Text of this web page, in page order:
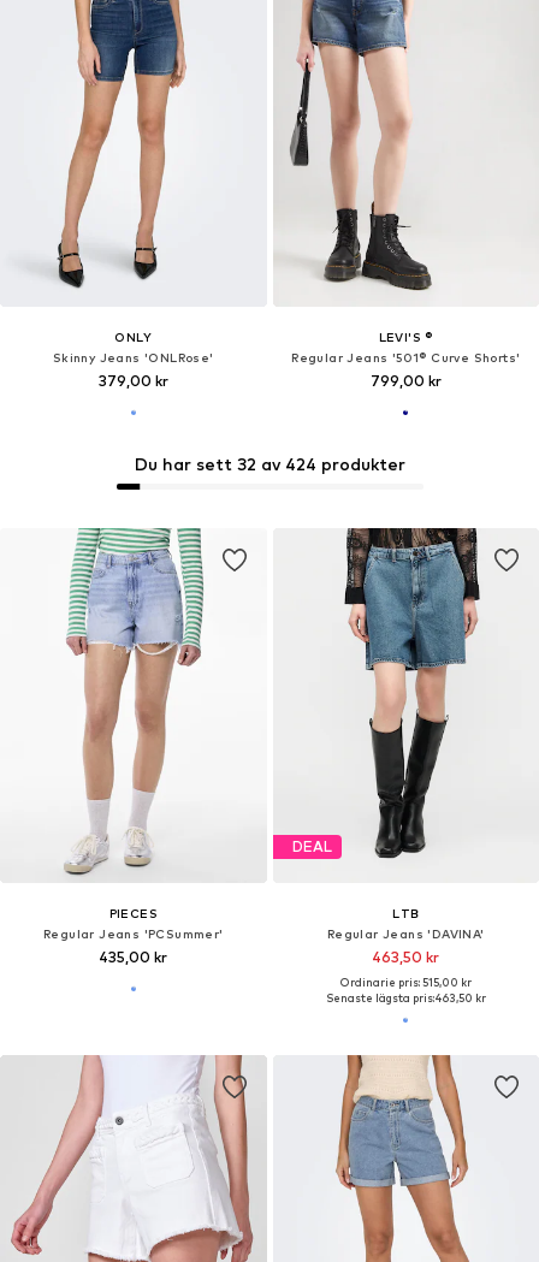
ONLY
Skinny Jeans 'ONLRose'
379,00 kr
LEVI'S ®
Regular Jeans '501® Curve Shorts'
799,00 kr
PIECES
Regular Jeans 'PCSummer'
435,00 kr
Du har sett 32 av 424 produkter
DEAL
LTB
Regular Jeans 'DAVINA'
463,50 kr
Ordinarie pris: 515,00 kr
Senaste lägsta pris:463,50 kr